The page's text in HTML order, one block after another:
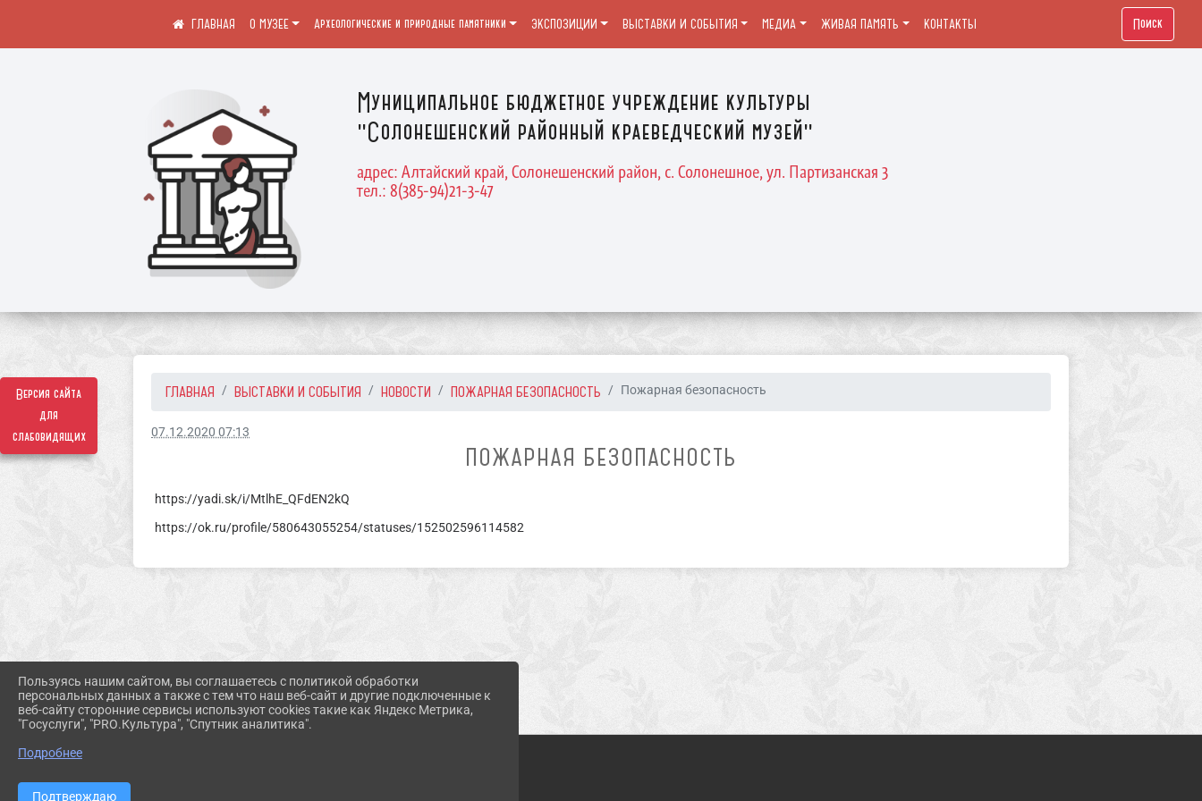
Версия сайта
для
слабовидящих
Муниципальное бюджетное учреждение культуры
"Солонешенский районный краеведческий музей"
адрес: Алтайский край, Солонешенский район, с. Солонешное, ул. Партизанская 3
тел.: 8(385-94)21-3-47
О МУЗЕЕ Археологические и природные памятники ЭКСПОЗИЦИИ ВЫСТАВКИ И СОБЫТИЯ МЕДИА ЖИВАЯ ПАМЯТЬ КОНТАКТЫ Поиск
ГЛАВНАЯ ВЫСТАВКИ И СОБЫТИЯ НОВОСТИ ПОЖАРНАЯ БЕЗОПАСНОСТЬ Пожарная безопасность
07.12.2020 07:13
ПОЖАРНАЯ БЕЗОПАСНОСТЬ
https://yadi.sk/i/MtlhE_QFdEN2kQ
https://ok.ru/profile/580643055254/statuses/152502596114582
Пользуясь нашим сайтом, вы соглашаетесь с политикой обработки
персональных данных а также с тем что наш веб-сайт и другие подключенные к
веб-сайту сторонние сервисы используют cookies такие как Яндекс Метрика,
"Госуслуги", "PRO.Культура", "Спутник аналитика".
Подробнее
Подтверждаю